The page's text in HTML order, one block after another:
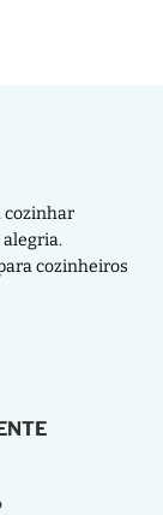
cozinhar
alegria.
cozinheiros